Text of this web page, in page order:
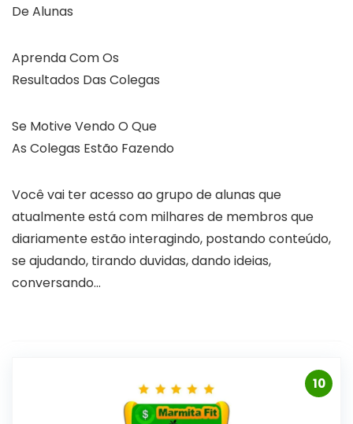
De Alunas
Aprenda Com Os
Resultados Das Colegas
Se Motive Vendo O Que
As Colegas Estão Fazendo
Você vai ter acesso ao grupo de alunas que
atualmente está com milhares de membros que
diariamente estão interagindo, postando conteúdo,
se ajudando, tirando duvidas, dando ideias,
conversando…
10